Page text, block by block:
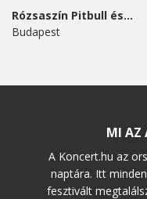
Rózsaszín Pitbull és...
Budapest
MI AZ
A Koncert.hu az
naptára. Itt
fesztivált